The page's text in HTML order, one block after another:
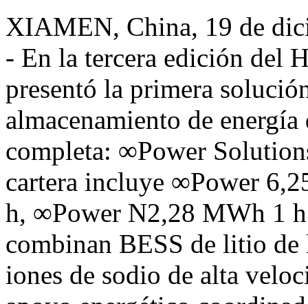
XIAMEN, China, 19 de
- En la tercera edición del
presentó la primera
almacenamiento de
completa: ∞Power
cartera incluye ∞Power
h, ∞Power N2,28 MWh 1
combinan BESS de litio de
iones de sodio de alta